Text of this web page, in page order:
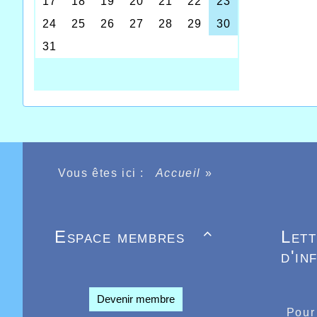
14
Arrive
Vous êtes ici : Accueil »

Espace membres
Devenir membre